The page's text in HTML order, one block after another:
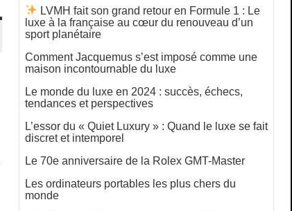
LVMH fait son grand retour en Formule 1 : Le
luxe à la française au cœur du renouveau d’un
sport planétaire
Comment Jacquemus s’est imposé comme une
maison incontournable du luxe
Le monde du luxe en 2024 : succès, échecs,
tendances et perspectives
L’essor du « Quiet Luxury » : Quand le luxe se fait
discret et intemporel
Le 70e anniversaire de la Rolex GMT-Master
Les ordinateurs portables les plus chers du
monde